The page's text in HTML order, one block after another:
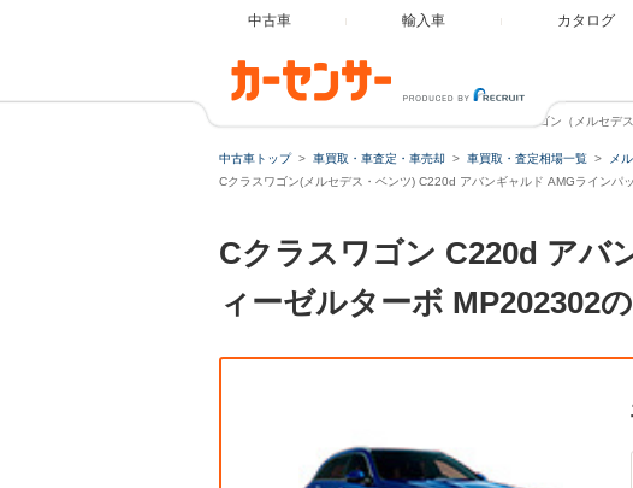
中古車 輸入車 カタログ
Cクラスワゴン（メルセ
中古車トップ 車買取・車査定・車売却 車買取・査定相場一覧 メ
Cクラスワゴン(メルセデス・ベンツ) C220d アバンギャルド AMGライン
Cクラスワゴン C220d アバ
ィーゼルターボ MP202302